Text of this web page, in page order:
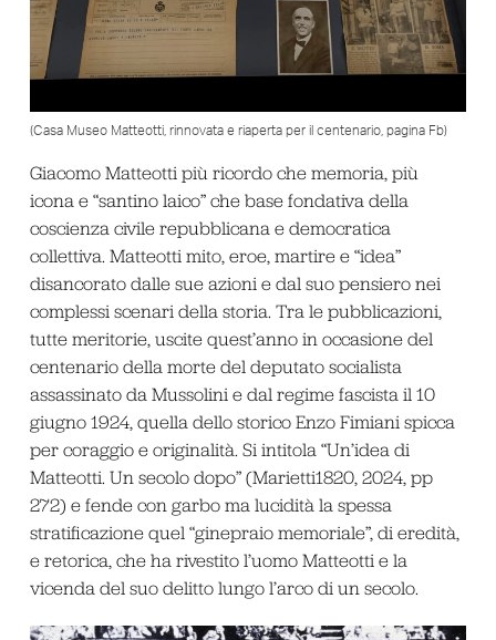
(Casa Museo Matteotti, rinnovata e riaperta per il centenario, pagina Fb)
Giacomo Matteotti più ricordo che memoria, più
icona e “santino laico” che base fondativa della
coscienza civile repubblicana e democratica
collettiva. Matteotti mito, eroe, martire e “idea”
disancorato dalle sue azioni e dal suo pensiero nei
complessi scenari della storia. Tra le pubblicazioni,
tutte meritorie, uscite quest’anno in occasione del
centenario della morte del deputato socialista
assassinato da Mussolini e dal regime fascista il 10
giugno 1924, quella dello storico Enzo Fimiani spicca
per coraggio e originalità. Si intitola “Un’idea di
Matteotti. Un secolo dopo” (Marietti1820, 2024, pp
272) e fende con garbo ma lucidità la spessa
stratificazione quel “ginepraio memoriale”, di eredità,
e retorica, che ha rivestito l’uomo Matteotti e la
vicenda del suo delitto lungo l’arco di un secolo.